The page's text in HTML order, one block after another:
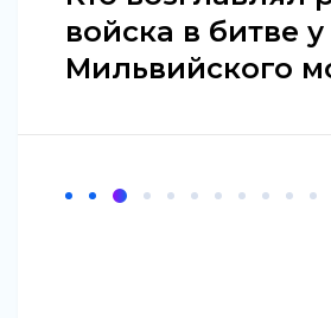
войска в битве у
Мильвийского